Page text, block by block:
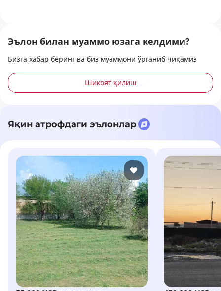
Эълон билан муаммо юзага келдими?
Бизга хабар беринг ва биз муаммони ўрганиб чиқамиз
Шикоят қилиш
Яқин атрофдаги эълонлар